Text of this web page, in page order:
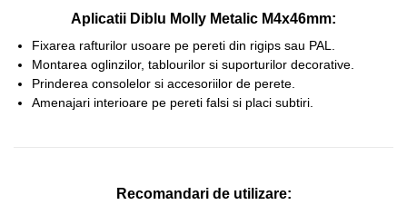
Aplicatii Diblu Molly Metalic M4x46mm:
Fixarea rafturilor usoare pe pereti din rigips sau PAL.
Montarea oglinzilor, tablourilor si suporturilor decorative.
Prinderea consolelor si accesoriilor de perete.
Amenajari interioare pe pereti falsi si placi subtiri.
Recomandari de utilizare: